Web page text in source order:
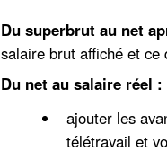
Du superbrut au net
salaire brut affiché et
Du net au salaire réel :
ajouter les
télétravail et